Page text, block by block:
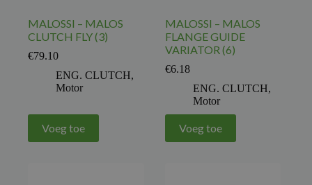
MALOSSI – MALOS
CLUTCH FLY (3)
€79.10
ENG. CLUTCH,
Motor
Voeg toe
MALOSSI – MALOS
FLANGE GUIDE
VARIATOR (6)
€6.18
ENG. CLUTCH,
Motor
Voeg toe